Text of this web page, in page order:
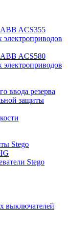
ABB ACS355
электроприводов
ABB ACS580
электроприводов
ввода резерва
защиты
Stego
Stego
выключателей